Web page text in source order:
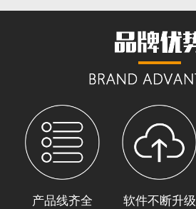
产品线齐全 软件不断升级